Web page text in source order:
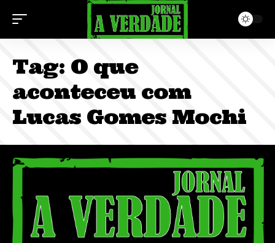
Tag: O que
aconteceu com
Lucas Gomes Mochi